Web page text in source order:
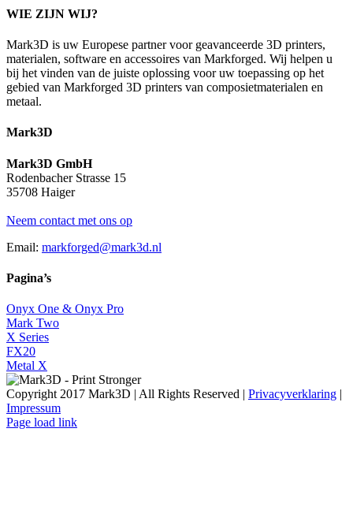
WIE ZIJN WIJ?
Mark3D is uw Europese partner voor geavanceerde 3D printers,
materialen, software en accessoires van Markforged. Wij helpen u
bij het vinden van de juiste oplossing voor uw toepassing op het
gebied van Markforged 3D printers van composietmaterialen en
metaal.
Mark3D
Mark3D GmbH
Rodenbacher Strasse 15
35708 Haiger
Neem contact met ons op
Email: markforged@mark3d.nl
Pagina’s
Onyx One & Onyx Pro
Mark Two
X Series
FX20
Metal X
Copyright 2017 Mark3D | All Rights Reserved | Privacyverklaring |
Impressum
Facebook
YouTube
Instagram
LinkedIn
X
Email
Page load link